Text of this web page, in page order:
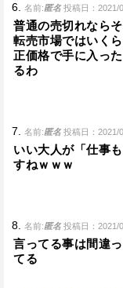
6. 名前:匿名 投稿日：2021/
普通の売切れなら
転売市場ではいく
正価格で手に入っ
るわ
7. 名前:匿名 投稿日：2021/
いい大人が「仕事
すねｗｗｗ
8. 名前:匿名 投稿日：2021/
言ってる事は間違
てる